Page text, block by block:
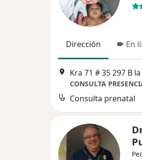
Dirección En
Consulta prenatal